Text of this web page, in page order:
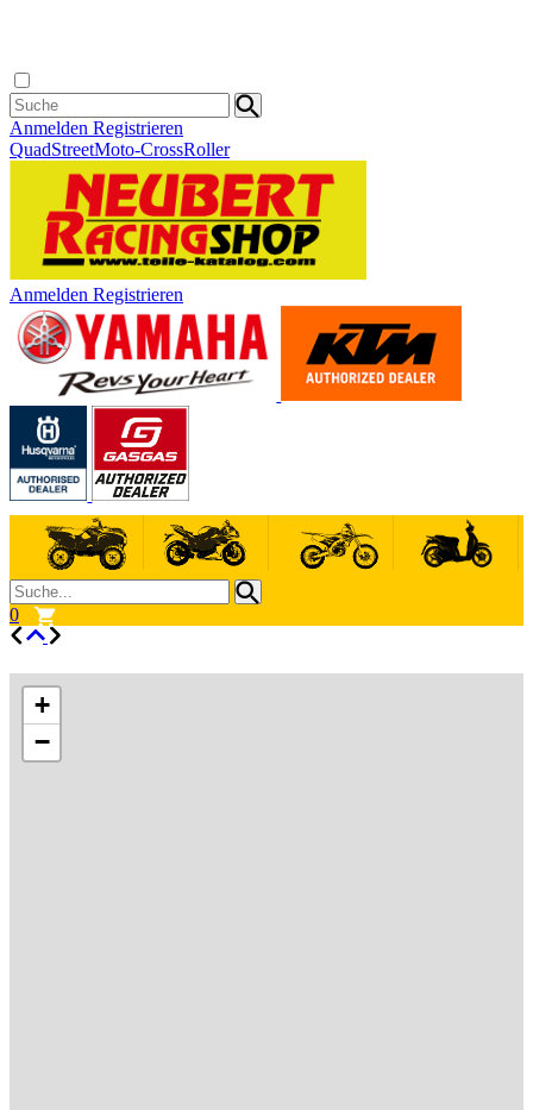
Anmelden Registrieren
QuadStreetMoto-CrossRoller
Anmelden Registrieren
0
+
−